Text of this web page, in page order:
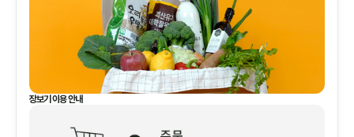
장보기 이용 안내